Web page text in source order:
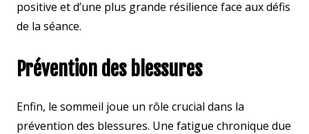
positive et d’une plus grande résilience face aux défis
de la séance.
Prévention des blessures
Enfin, le sommeil joue un rôle crucial dans la
prévention des blessures. Une fatigue chronique due